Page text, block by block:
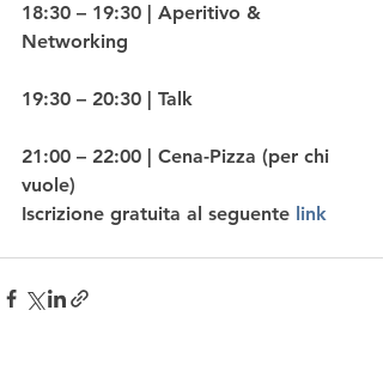
18:30 – 19:30 | Aperitivo &
Networking
19:30 – 20:30 | Talk
21:00 – 22:00 | Cena-Pizza (per chi
vuole)
Iscrizione gratuita al seguente link